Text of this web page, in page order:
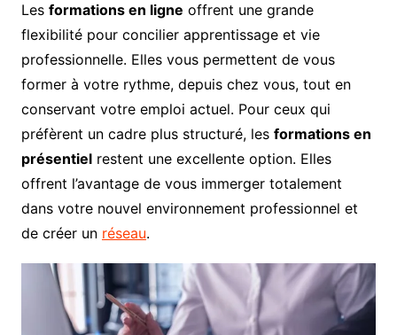
Les formations en ligne offrent une grande
flexibilité pour concilier apprentissage et vie
professionnelle. Elles vous permettent de vous
former à votre rythme, depuis chez vous, tout en
conservant votre emploi actuel. Pour ceux qui
préfèrent un cadre plus structuré, les formations en
présentielrestent une excellente option. Elles
offrent l’avantage de vous immerger totalement
dans votre nouvel environnement professionnel et
de créer un réseau.